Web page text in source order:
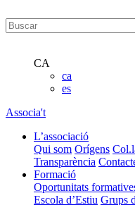
CA
ca
es
Associa't
L’associació
Qui som Orígens
Transparència
Formació
Oportunitats
Escola d’Estiu Grups